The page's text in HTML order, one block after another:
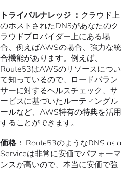
トライバルナレッジ ： クラウド上
のホストされたDNSがあなたのク
ラウドプロバイダー上にある場
合、例えばAWSの場合、強力な統
合機能があります。例えば、
Route53はAWSのリソースについ
て知っているので、ロードバラン
サーに対するヘルスチェック、サ
ービスに基づいたルーティングル
ールなど、AWS特有の特典を活用
することができます。
価格： Route53のようなDNS as a
Serviceは非常に安価でパフォーマ
ンスが高いので、 本当に安価で強